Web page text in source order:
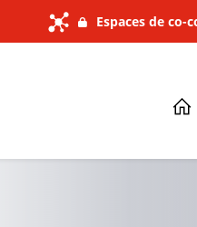
Espaces de co-